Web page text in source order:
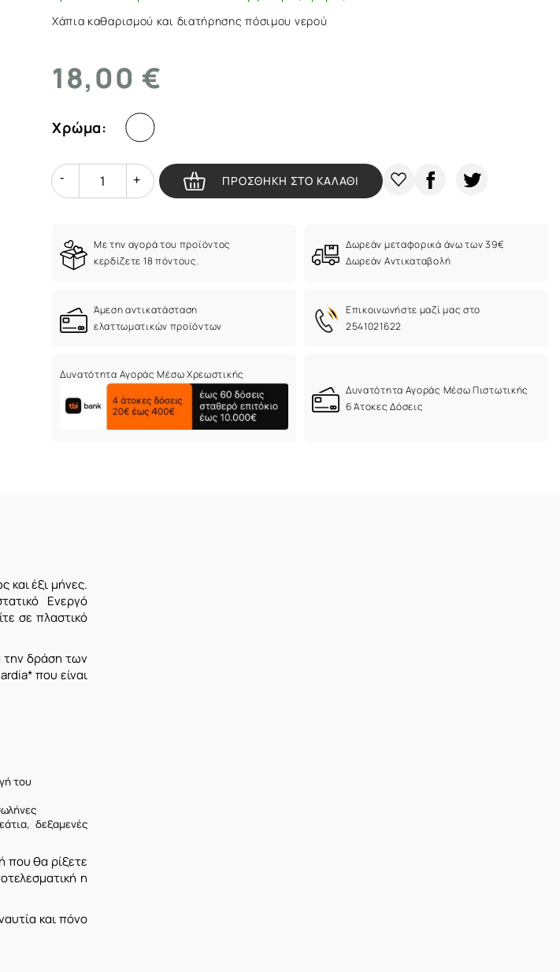
Χάπια καθαρισμού και διατήρησης πόσιμου νερού
18,00 €
Χρώμα:
Quantity
Quantity ΠΡΟΣΘΗΚΗ ΣΤΟ ΚΑΛΑΘΙ
Με την αγορά του προϊόντος
κερδίζετε 18 πόντους.
Δωρεάν μεταφορικά άνω των 39€
Δωρεάν Αντικαταβολή
Άμεση αντικατάσταση
ελαττωματικών προϊόντων
Eπικοινωνήστε μαζί μας στο
2541021622
Δυνατότητα Αγοράς Μέσω Χρεωστικής
Δυνατότητα Αγοράς Μέσω Πιστωτικής
6 Άτοκες Δόσεις
και έξι μήνες.
Ενεργό
σε πλαστικό
την δράση των
που είναι
του
δεξαμενές
που θα ρίξετε
η
και πόνο